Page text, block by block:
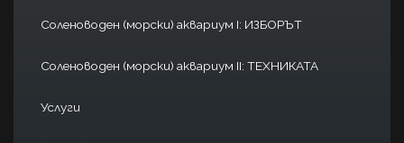
Соленоводен (морски) аквариум I: ИЗБОРЪТ
Соленоводен (морски) аквариум II: ТЕХНИКАТА
Услуги